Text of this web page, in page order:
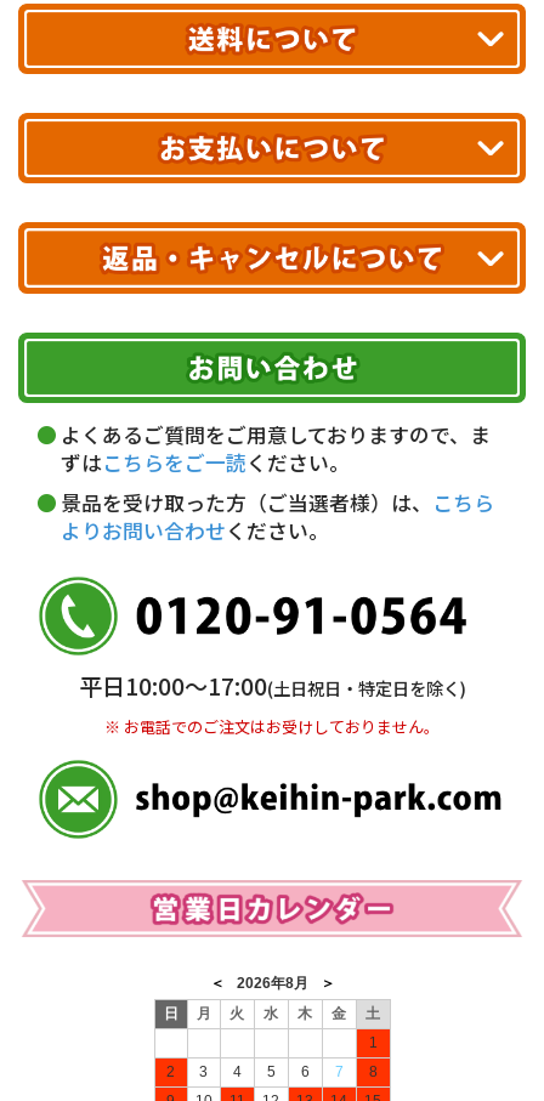
最短翌日お届け!
あす着エリアが対象です。
エリアやお届け日の確認はこちら▶
※ 配送業者による配送遅延が生じる可能性がございます。
※ 沖縄・離島はお届けできません。
送料無料!
10,000円未満 全国一律1,100円(税込)
配送業者
ヤマト運輸
お届け可能時間帯
午前中 14～16時
16～18時
18～20時
19～21時 指定なし
クレジットカード
代金引換(現金のみ)
5,000円未満…330円(税込)
銀行振込(前払い)
普通 7263489
＜口座名＞ カ）ディースタイル
※ 振込み手数料お客様ご負担。
期限を含むルール（条件）や、お客様にご負担い
ただく費用がございます。
詳しくはこちら▶
よくあるご質問をご用意しておりますので、ま
ずはこちらをご一読ください。
景品を受け取った方（ご当選者様）は、
こちら
よりお問い合わせください。
平日10:00〜17:00(土日祝日・特定日を除く)
※ お電話でのご注文はお受けしておりません。